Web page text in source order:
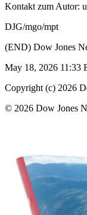
Kontakt zum Autor:
DJG/mgo/mpt
(END) Dow Jones
May 18, 2026 11:33
Copyright (c) 2026
© 2026 Dow Jones